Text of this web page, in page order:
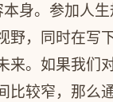
身。参加人
野，同时在写
来。如果我们
比较窄，那么